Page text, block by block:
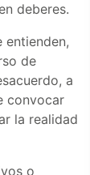
deberes.
entienden,
de
a
convocar
la realidad
o